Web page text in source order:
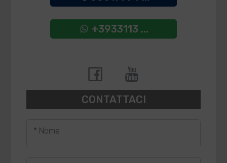
+3933113 ...
CONTATTACI
* Nome